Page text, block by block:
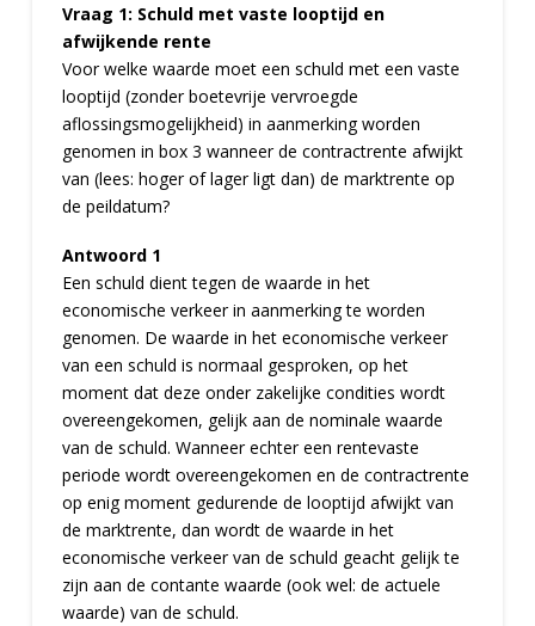
Vraag 1: Schuld met vaste looptijd en
afwijkende rente
Voor welke waarde moet een schuld met een vaste
looptijd (zonder boetevrije vervroegde
aflossingsmogelijkheid) in aanmerking worden
genomen in box 3 wanneer de contractrente afwijkt
van (lees: hoger of lager ligt dan) de marktrente op
de peildatum?
Antwoord 1
Een schuld dient tegen de waarde in het
economische verkeer in aanmerking te worden
genomen. De waarde in het economische verkeer
van een schuld is normaal gesproken, op het
moment dat deze onder zakelijke condities wordt
overeengekomen, gelijk aan de nominale waarde
van de schuld. Wanneer echter een rentevaste
periode wordt overeengekomen en de contractrente
op enig moment gedurende de looptijd afwijkt van
de marktrente, dan wordt de waarde in het
economische verkeer van de schuld geacht gelijk te
zijn aan de contante waarde (ook wel: de actuele
waarde) van de schuld.